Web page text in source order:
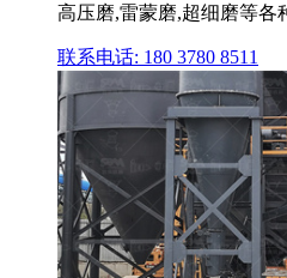
高压磨,雷蒙磨,超细磨等各
联系电话: 180 3780 8511